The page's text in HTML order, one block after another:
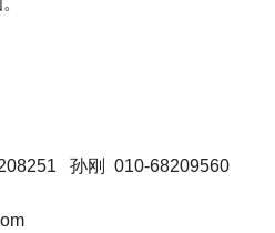
孙刚 010-68209560